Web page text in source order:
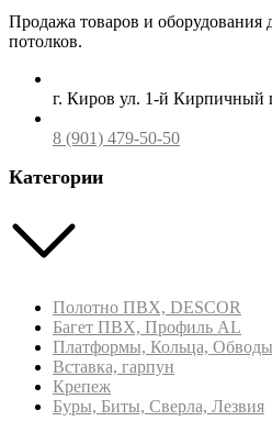
Продажа товаров и
потолков.
г. Киров ул. 1-й Кирпичный
8 (901) 479-50-50
Категории
Полотно ПВХ, DESCOR
Багет ПВХ, Профиль AL
Платформы, Кольца, Обводы
Вставка, гарпун
Крепеж
Буры, Биты, Сверла, Лезвия